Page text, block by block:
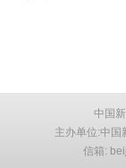
中国
主办单位:中国
信箱: